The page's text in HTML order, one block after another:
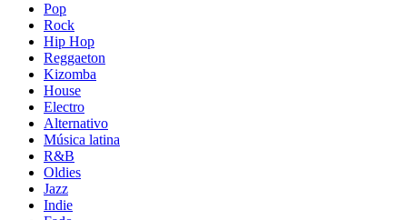
Pop
Rock
Hip Hop
Reggaeton
Kizomba
House
Electro
Alternativo
Música latina
R&B
Oldies
Jazz
Indie